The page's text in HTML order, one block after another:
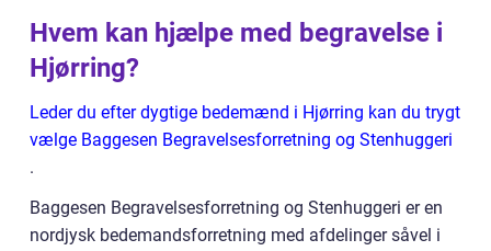
Hvem kan hjælpe med begravelse i
Hjørring?
Leder du efter dygtige bedemænd i Hjørring kan du trygt
vælge Baggesen Begravelsesforretning og Stenhuggeri
.
Baggesen Begravelsesforretning og Stenhuggeri er en
nordjysk bedemandsforretning med afdelinger såvel i